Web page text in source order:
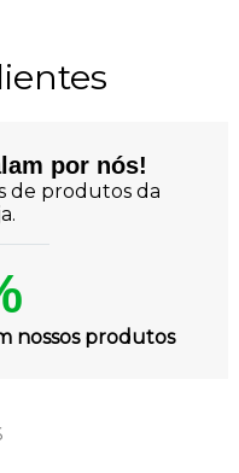
por nós!
de produtos da
nossos produtos